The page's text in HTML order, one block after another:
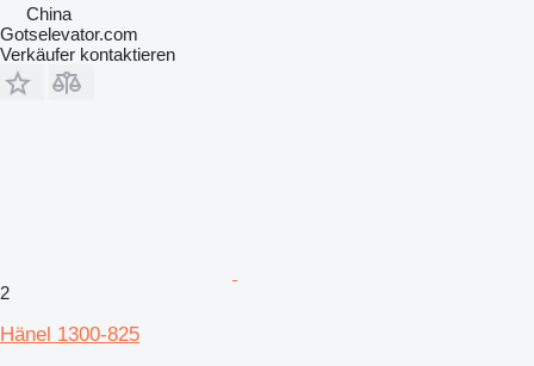
China
Gotselevator.com
Verkäufer kontaktieren
2
Hänel 1300-825